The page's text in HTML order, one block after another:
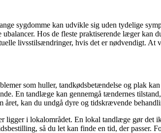
sygdomme kan udvikle sig uden tydelige
Hos de fleste praktiserende læger kan
livsstilsændringer, hvis det er nødvendigt.
som huller, tandkødsbetændelse og plak
En tandlæge kan gennemgå tændernes
kan du undgå dyre og tidskrævende
i lokalområdet. En lokal tandlæge gør det
så du let kan finde en tid, der passer.